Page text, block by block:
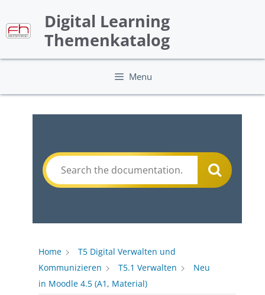
content
Digital Learning
Themenkatalog
Menu
Home
T5 Digital Verwalten und
Kommunizieren
T5.1 Verwalten
Neu
in Moodle 4.5 (A1, Material)